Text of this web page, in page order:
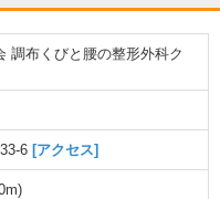
調布くびと腰の整形外科ク
6 [アクセス]
)